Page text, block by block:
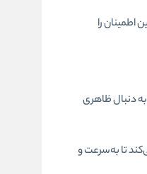
اطمینان را
دنبال ظاهری
تا به‌سرعت و